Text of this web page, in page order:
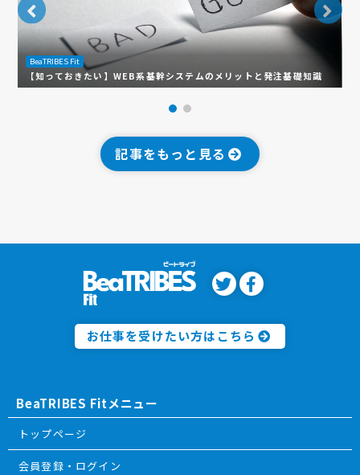
BeaTRIBES Fit
【知っておきたい】WEB系基幹システムのメリットと発注基礎知識
記事をもっと見る
お仕事を受けたい方はこちら
BeaTRIBES Fitメニュー
トップページ
会員登録・ログイン